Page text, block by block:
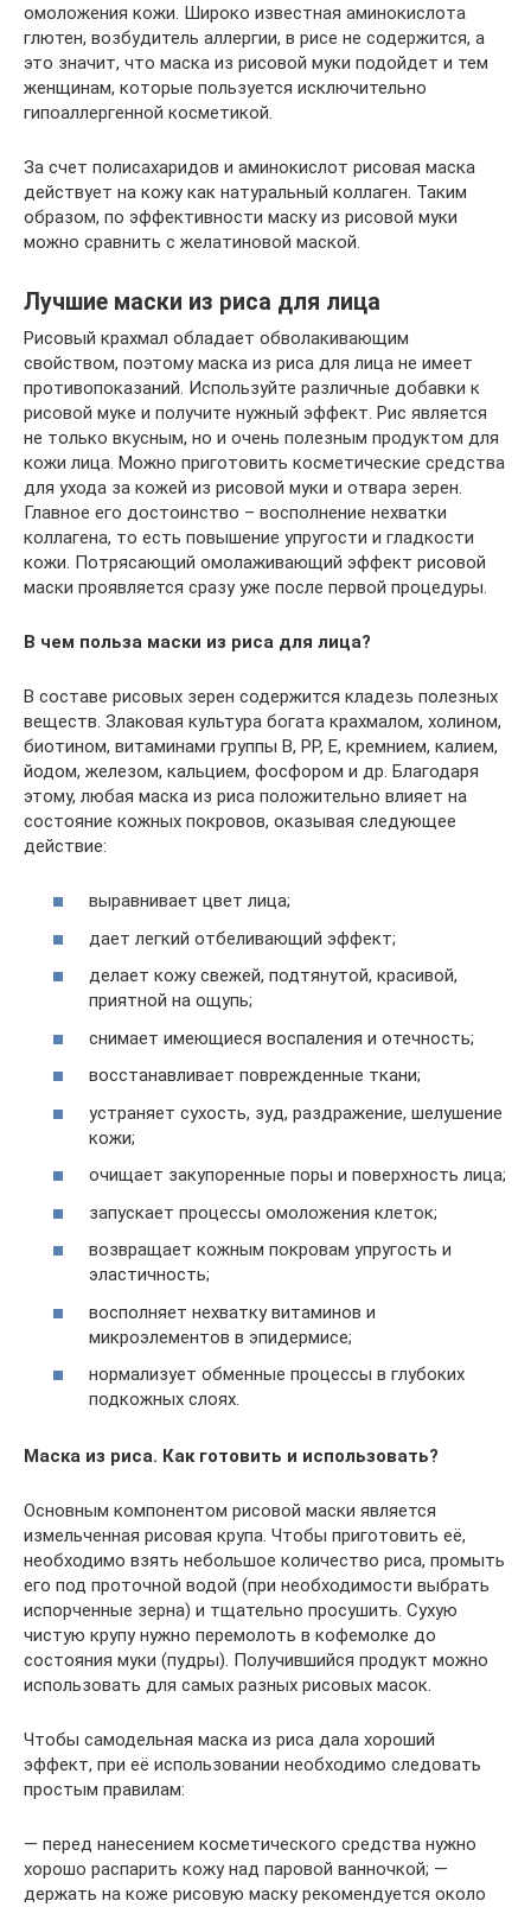
омоложения кожи. Широко известная аминокислота
глютен, возбудитель аллергии, в рисе не содержится, а
это значит, что маска из рисовой муки подойдет и тем
женщинам, которые пользуется исключительно
гипоаллергенной косметикой.
За счет полисахаридов и аминокислот рисовая маска
действует на кожу как натуральный коллаген. Таким
образом, по эффективности маску из рисовой муки
можно сравнить с желатиновой маской.
Лучшие маски из риса для лица
Рисовый крахмал обладает обволакивающим
свойством, поэтому маска из риса для лица не имеет
противопоказаний. Используйте различные добавки к
рисовой муке и получите нужный эффект. Рис является
не только вкусным, но и очень полезным продуктом для
кожи лица. Можно приготовить косметические средства
для ухода за кожей из рисовой муки и отвара зерен.
Главное его достоинство – восполнение нехватки
коллагена, то есть повышение упругости и гладкости
кожи. Потрясающий омолаживающий эффект рисовой
маски проявляется сразу уже после первой процедуры.
В чем польза маски из риса для лица?
В составе рисовых зерен содержится кладезь полезных
веществ. Злаковая культура богата крахмалом, холином,
биотином, витаминами группы B, PP, E, кремнием, калием,
йодом, железом, кальцием, фосфором и др. Благодаря
этому, любая маска из риса положительно влияет на
состояние кожных покровов, оказывая следующее
действие:
выравнивает цвет лица;
дает легкий отбеливающий эффект;
делает кожу свежей, подтянутой, красивой,
приятной на ощупь;
снимает имеющиеся воспаления и отечность;
восстанавливает поврежденные ткани;
устраняет сухость, зуд, раздражение, шелушение
кожи;
очищает закупоренные поры и поверхность лица;
запускает процессы омоложения клеток;
возвращает кожным покровам упругость и
эластичность;
восполняет нехватку витаминов и
микроэлементов в эпидермисе;
нормализует обменные процессы в глубоких
подкожных слоях.
Маска из риса. Как готовить и использовать?
Основным компонентом рисовой маски является
измельченная рисовая крупа. Чтобы приготовить её,
необходимо взять небольшое количество риса, промыть
его под проточной водой (при необходимости выбрать
испорченные зерна) и тщательно просушить. Сухую
чистую крупу нужно перемолоть в кофемолке до
состояния муки (пудры). Получившийся продукт можно
использовать для самых разных рисовых масок.
Чтобы самодельная маска из риса дала хороший
эффект, при её использовании необходимо следовать
простым правилам:
— перед нанесением косметического средства нужно
хорошо распарить кожу над паровой ванночкой; —
держать на коже рисовую маску рекомендуется около